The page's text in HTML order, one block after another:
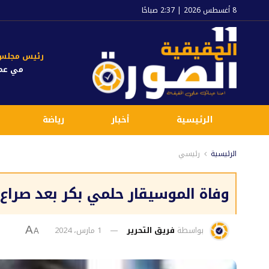
8 أغسطس 2026 | 2:37 صباحًا
رئيس مجلس
مي
الرئيسية أخبار رياضة
الرئيسية رئيسي
وفاة الموسيقار حلمي بكر بعد
بواسطة فريق التحرير 1 مارس، 2024 A
A